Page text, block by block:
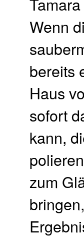
Wenn
bereits
Haus
sofort
kann,
zum